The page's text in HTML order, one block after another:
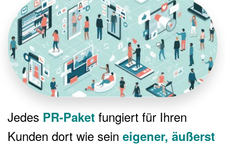
Jedes PR-Paket fungiert für Ihren
Kunden dort wie sein eigener, äußerst